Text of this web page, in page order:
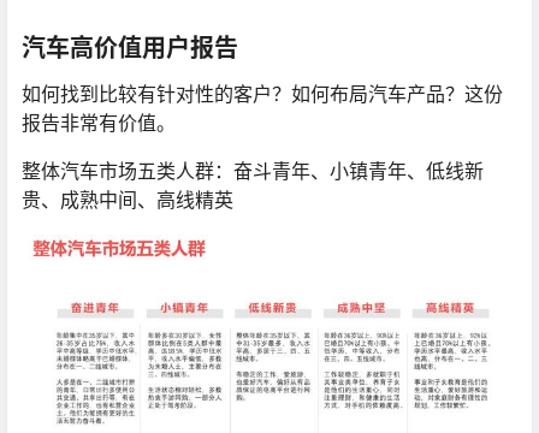
汽车高价值用户报告
如何找到比较有针对性的客户？如何布局汽车产品？这份
报告非常有价值。
整体汽车市场五类人群：奋斗青年、小镇青年、低线新
贵、成熟中间、高线精英